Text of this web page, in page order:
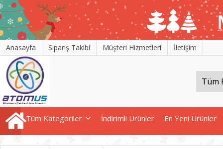
Anasayfa Sipariş Takibi Müşteri Hizmetleri İletişim
Tüm Kategoriler İndirimli Ürünler En Yeni Ürünler